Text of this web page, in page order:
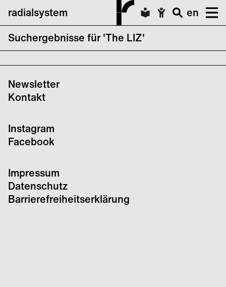
radialsystem
en
Suchergebnisse für 'The LIZ'
keine Suchergebnisse für The LIZ
Newsletter
Kontakt
Instagram
Facebook
Impressum
Datenschutz
Barrierefreiheitserklärung